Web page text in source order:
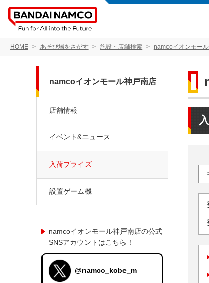
HOME あそび場をさがす 施設・店舗検索 namcoイオンモー
namcoイオンモール神戸南店
店舗情報
イベント&ニュース
入荷プライズ
設置ゲーム機
namcoイオンモール神戸南店の公式
SNSアカウントはこちら！
@namco_kobe_m